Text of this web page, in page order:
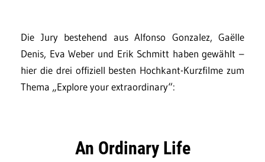
Die Jury bestehend aus Alfonso Gonzalez, Gaëlle
Denis, Eva Weber und Erik Schmitt haben gewählt –
hier die drei offiziell besten Hochkant-Kurzfilme zum
Thema „Explore your extraordinary“:
An Ordinary Life